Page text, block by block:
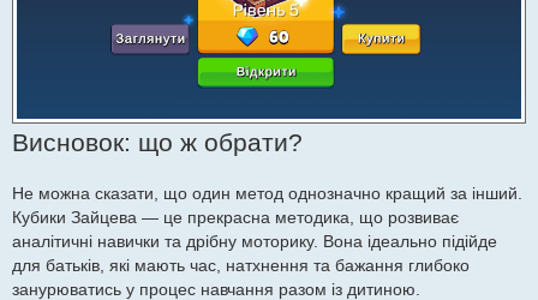
Висновок: що ж обрати?
Не можна сказати, що один метод однозначно кращий за інший.
Кубики Зайцева — це прекрасна методика, що розвиває
аналітичні навички та дрібну моторику. Вона ідеально підійде
для батьків, які мають час, натхнення та бажання глибоко
занурюватись у процес навчання разом із дитиною.